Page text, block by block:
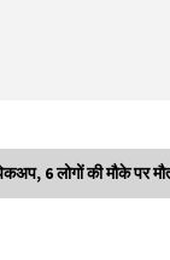
6 लोगों की मौके पर